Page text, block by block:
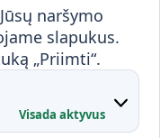
naršymo
slapukus.
„Priimti“.
Visada aktyvus
atstovybė